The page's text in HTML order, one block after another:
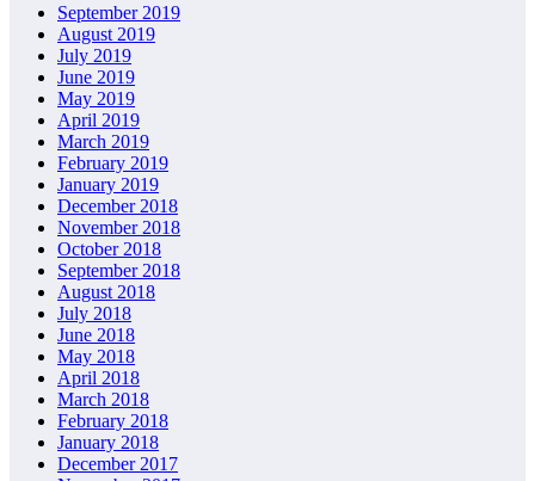
September 2019
August 2019
July 2019
June 2019
May 2019
April 2019
March 2019
February 2019
January 2019
December 2018
November 2018
October 2018
September 2018
August 2018
July 2018
June 2018
May 2018
April 2018
March 2018
February 2018
January 2018
December 2017